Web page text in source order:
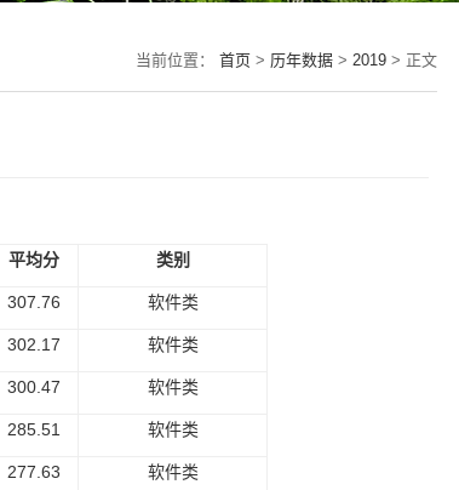
当前位置： 首页 > 历年数据 > 2019 > 正文
平均分 类别
307.76 软件类
302.17 软件类
300.47 软件类
285.51 软件类
277.63 软件类